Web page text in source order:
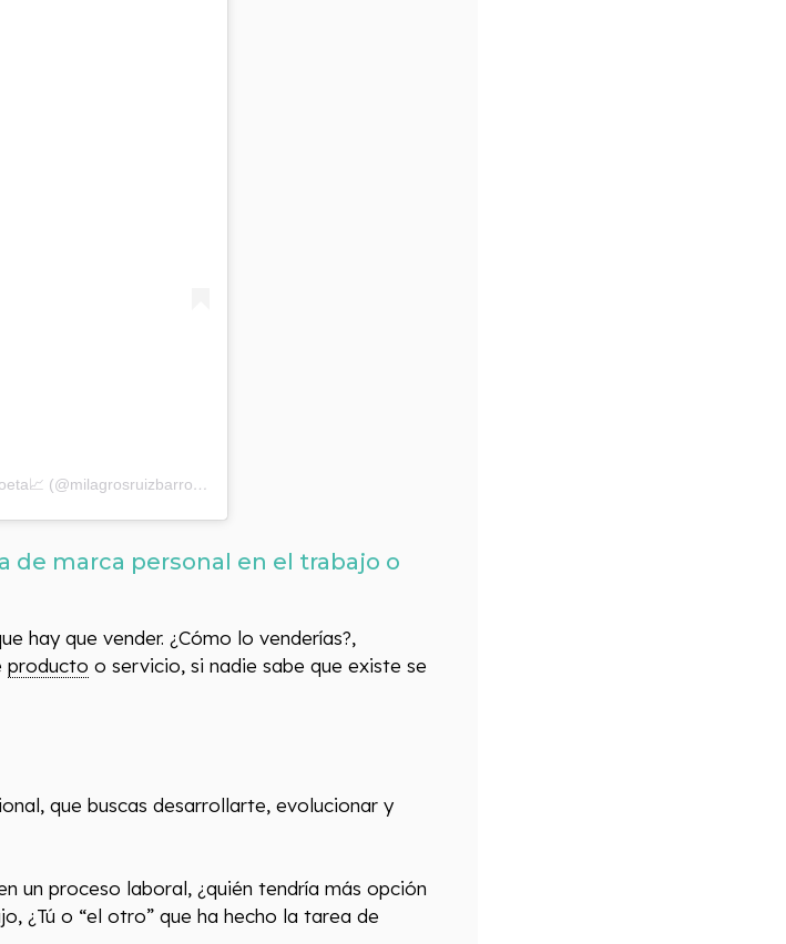
Una publicación compartida de Milagros Ruiz Barroeta📈 (@milagrosruizbarroeta)
de marca personal en el trabajo o
hay que vender. ¿Cómo lo venderías?,
producto o servicio, si nadie sabe que existe se
que buscas desarrollarte, evolucionar y
un proceso laboral, ¿quién tendría más opción
¿Tú o “el otro” que ha hecho la tarea de